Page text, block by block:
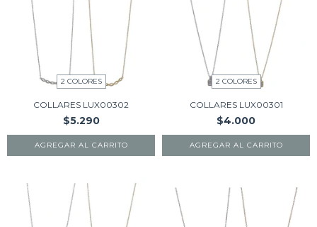
2 COLORES
COLLARES LUX00302
$5.290
AGREGAR AL CARRITO
2 COLORES
COLLARES LUX00301
$4.000
AGREGAR AL CARRITO